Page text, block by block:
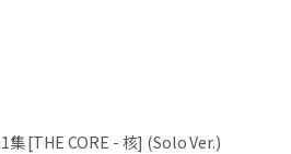
集 [THE CORE - 核] (Solo Ver.)